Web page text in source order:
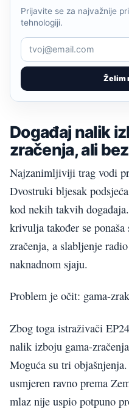
Želim
Prijavite se za najvažnije
tehnologiji.
Događaj nalik
zračenja, ali
Najzanimljiviji trag vodi
Dvostruki bljesak
kod nekih takvih
krivulja također se
zračenja, a slabljenje
naknadnom sjaju.
Problem je očit: gama-
Zbog toga istraživači
nalik izboju gama-
Moguća su tri
usmjeren ravno prema
mlaz nije uspio potpuno